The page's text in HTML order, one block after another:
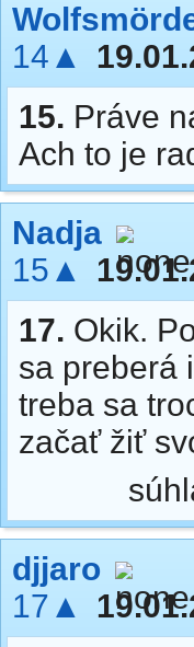
14▲
15. Práve
Ach to je
Nadja
15▲
17. Okik.
sa preberá
treba sa
začať žiť
djjaro
17▲